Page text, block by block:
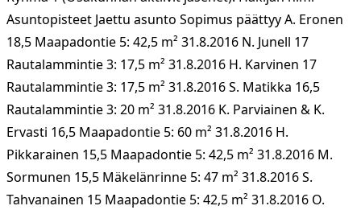
Asuntopisteet Jaettu asunto Sopimus päättyy A. Eronen
18,5 Maapadontie 5: 42,5 m² 31.8.2016 N. Junell 17
Rautalammintie 3: 17,5 m² 31.8.2016 H. Karvinen 17
Rautalammintie 3: 17,5 m² 31.8.2016 S. Matikka 16,5
Rautalammintie 3: 20 m² 31.8.2016 K. Parviainen & K.
Ervasti 16,5 Maapadontie 5: 60 m² 31.8.2016 H.
Pikkarainen 15,5 Maapadontie 5: 42,5 m² 31.8.2016 M.
Sormunen 15,5 Mäkelänrinne 5: 47 m² 31.8.2016 S.
Tahvanainen 15 Maapadontie 5: 42,5 m² 31.8.2016 O.